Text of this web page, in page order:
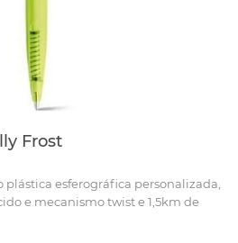
Frost
plástica esferográfica personalizada,
e mecanismo twist e 1,5km de